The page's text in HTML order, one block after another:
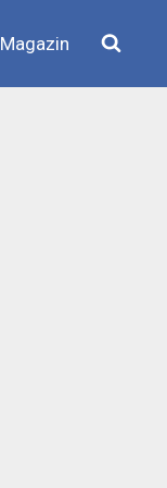
Magazin